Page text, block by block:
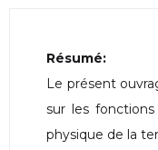
Résumé:
Le présent
sur les
physique de la